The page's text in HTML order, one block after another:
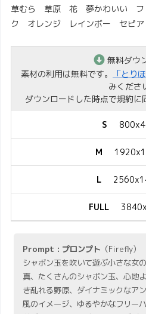
草むら 草原 花 夢かわいい フ
ク オレンジ レインボー セ
無料ダウ
素材の利用は無料です。
「とり
みくださ
ダウンロードした時点で規約に
S
M
L
FULL
Prompt : プロンプト （Firefly）
シャボン玉を吹いて遊ぶ小さな女
真、たくさんのシャボン玉、心地
き乱れる野原、ダイナミックなア
風のイメージ、ゆるやかなフリー